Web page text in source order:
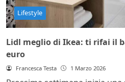
Lifestyle
Lidl meglio di Ikea: ti rifai il
euro
Francesca Testa 1 Marzo 2026